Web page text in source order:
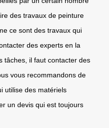
des travaux de peinture
ce sont des travaux qui
des experts en la
tâches, il faut contacter des
vous recommandons de
utilise des matériels
un devis qui est toujours